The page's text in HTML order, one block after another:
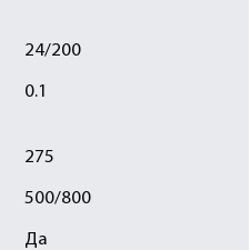
24/200
0.1
275
500/800
Да